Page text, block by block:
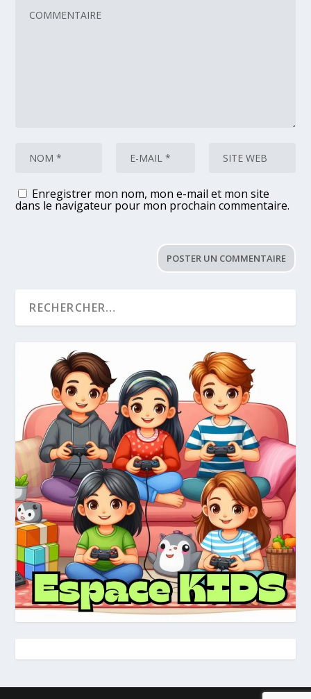
Enregistrer mon nom, mon e-mail et mon site
dans le navigateur pour mon prochain commentaire.